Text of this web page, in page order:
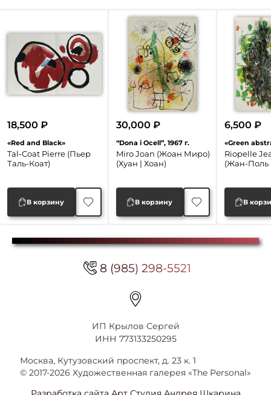
«Red and Black»
Tal-Coat Pierre (Пьер
Таль-Коат)
18,500₽
В корзину
“Dona i Ocell”, 1967 г.
Miro Joan (Жоан Миро)
(Хуан | Хоан)
30,000 ₽
В корзину
«Green
Riopelle
(Жан-Поль
6,500 ₽
В
8 (985) 298-5521
ИП Крылов Сергей
ИНН 773133250295
Москва, Кутузовский проспект, д. 23 к. 1
© 2017-2026 Художественная галерея «The Personal»